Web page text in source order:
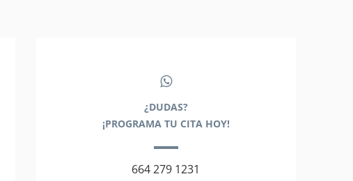
¿DUDAS?
¡PROGRAMA TU CITA HOY!
664 279 1231